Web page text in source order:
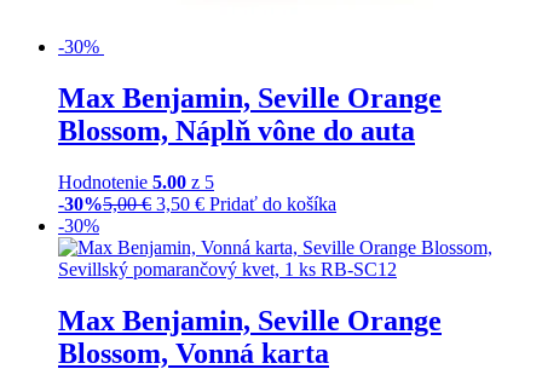
-30%
Max Benjamin, Seville Orange
Blossom, Náplň vône do auta
Hodnotenie 5.00 z 5
-30%5,00€ 3,50 € Pridať do košíka
-30%
Max Benjamin, Seville Orange
Blossom, Vonná karta